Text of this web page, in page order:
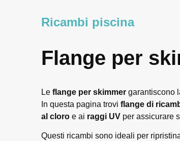
Ricambi piscina
Flange per
Le flange per skimmergarantiscono
In questa pagina trovi flange di
al cloroe ai raggi UVper assicurare
Questi ricambi sono ideali per